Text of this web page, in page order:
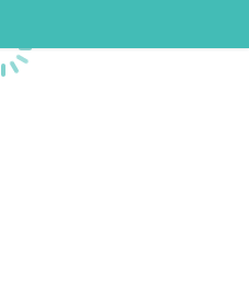
Chargement